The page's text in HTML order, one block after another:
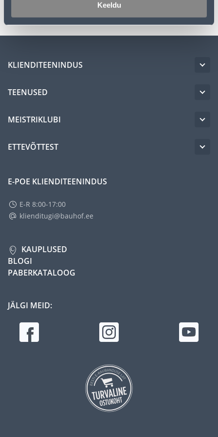
Keeldu
KLIENDITEENINDUS
TEENUSED
MEISTRIKLUBI
ETTEVÕTTEST
E-POE KLIENDITEENINDUS
E-R 8:00-17:00
klienditugi@bauhof.ee
KAUPLUSED
BLOGI
PABERKATALOOG
JÄLGI MEID: